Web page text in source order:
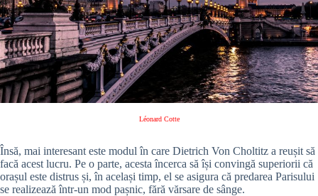
Léonard Cotte
Însă, mai interesant este modul în care Dietrich Von Choltitz a reușit să
facă acest lucru. Pe o parte, acesta încerca să își convingă superiorii că
orașul este distrus și, în același timp, el se asigura că predarea Parisului
se realizează într-un mod pașnic, fără vărsare de sânge.